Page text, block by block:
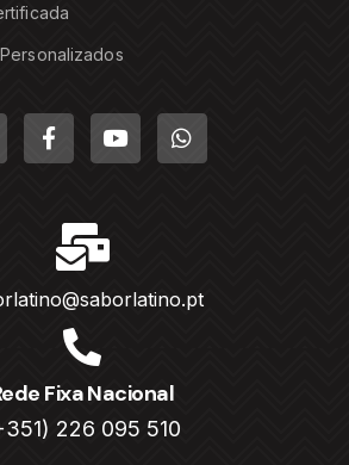
Fixa Nacional
226 095 510